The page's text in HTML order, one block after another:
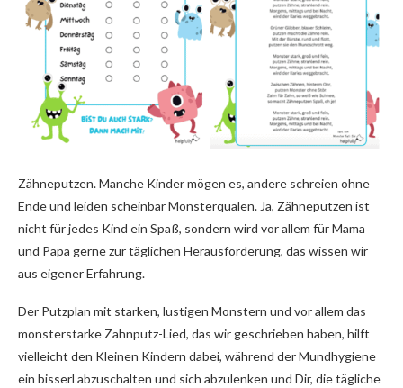
Zähneputzen. Manche Kinder mögen es, andere schreien ohne
Ende und leiden scheinbar Monsterqualen. Ja, Zähneputzen ist
nicht für jedes Kind ein Spaß, sondern wird vor allem für Mama
und Papa gerne zur täglichen Herausforderung, das wissen wir
aus eigener Erfahrung.
Der Putzplan mit starken, lustigen Monstern und vor allem das
monsterstarke Zahnputz-Lied, das wir geschrieben haben, hilft
vielleicht den Kleinen Kindern dabei, während der Mundhygiene
ein bisserl abzuschalten und sich abzulenken und Dir, die tägliche